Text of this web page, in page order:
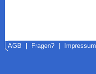
AGB Fragen? Impressum